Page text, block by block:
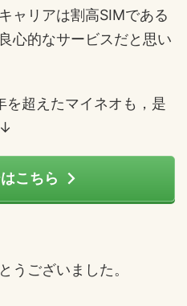
ャリアは割高SIMである
心的なサービスだと思い
超えたマイネオも，是
こちら
うございました。